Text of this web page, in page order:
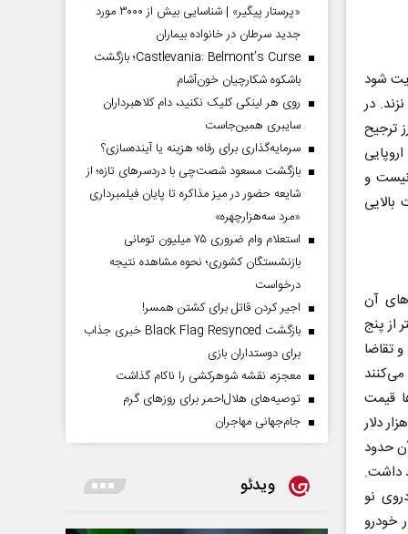
شود
در
ترجیح
و
آن
از پنج
تقاضا
هزار خودرو تولید می‌کنند
قیمت
خودرو با واردات کاهش می‌یابد. میانگین قیمت خودروهای با کیفیت مناسب ۲۰ تا ۳۰هزار دلار
حدود
داشت.
نو
خودرو
«پرستار پیگیر» | شناسایی بیش از ۳۰۰۰ مورد
جدید سرطان در خانواده بیماران
Castlevania: Belmont’s Curse؛ بازگشت
باشکوه شکارچیان خون‌آشام
روی هر لینکی کلیک نکنید، دام کلاهبرداران
سایبری همین‌جاست
سرمایه‌گذاری برای رفاه؛ هزینه یا آینده‌سازی؟
بازگشت مسعود شصت‌چی با دردسر‌های تازه؛ از
شایعه حضور در میز مذاکره تا پایان فیلمبرداری
«مرد سه‌هزارچهره»
استعلام وام ضروری ۷۵ میلیون تومانی
بازنشستگان کشوری؛ نحوه مشاهده نتیجه
درخواست
اجیر کردن قاتل برای کشتن همسر!
بازگشت Black Flag Resynced خبری جذاب
برای دوستداران بازی
معجزه، نقشه شوهرکشی را ناکام گذاشت
توصیه‌های هلال‌احمر برای روز‌های گرم
جام‌جهانی مهاجران
ویدئو